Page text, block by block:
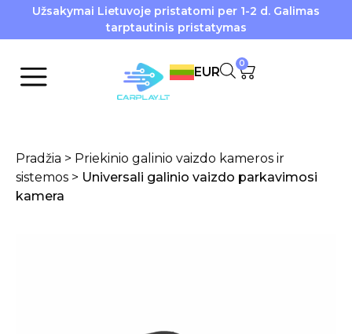
Užsakymai Lietuvoje pristatomi per 1-2 d. Galimas
tarptautinis pristatymas
EUR
0
Pradžia > Priekinio galinio vaizdo kameros ir
sistemos > Universali galinio vaizdo parkavimosi
kamera